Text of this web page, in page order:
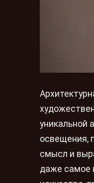
уникальной
освещения,
смысл и
даже самое